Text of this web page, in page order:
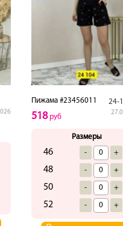
Пижама #23456011 24-
518руб
Размеры
46 - +
48 - +
50 - +
52 - +